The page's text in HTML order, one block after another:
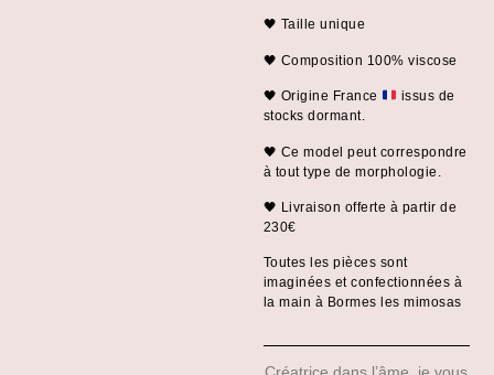
🖤 Taille unique
🖤 Composition 100% viscose
🖤 Origine France
issus de
stocks dormant.
🖤 Ce model peut correspondre
à tout type de morphologie.
🖤 Livraison offerte à partir de
230€
Toutes les pièces sont
imaginées et confectionnées à
la main à Bormes les mimosas
Créatrice dans l’âme, je vous